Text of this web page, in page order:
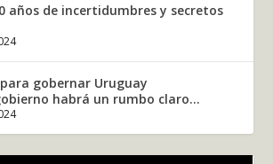
años de incertidumbres y secretos
habrá un rumbo claro...